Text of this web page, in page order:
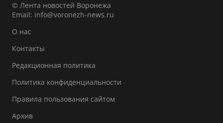
© Лента новостей Воронежа
Email: info@voronezh-news.ru
О нас
Контакты
Редакционная политика
Политика конфиденциальности
Правила пользования сайтом
Архив